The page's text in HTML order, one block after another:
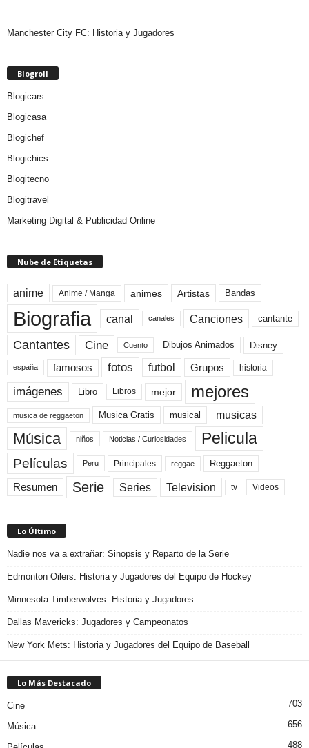
Manchester City FC: Historia y Jugadores
Blogroll
Blogicars
Blogicasa
Blogichef
Blogichics
Blogitecno
Blogitravel
Marketing Digital & Publicidad Online
Nube de Etiquetas
anime Anime / Manga animes Artistas Bandas
Biografia canal canales Canciones cantante
Cantantes Cine Cuento Dibujos Animados Disney
españa famosos fotos futbol Grupos historia
imágenes Libro Libros mejor mejores
musica de reggaeton Musica Gratis musical musicas
Música niños Noticias / Curiosidades Pelicula
Películas Peru Principales reggae Reggaeton
Resumen Serie Series Television tv Videos
Lo Último
Nadie nos va a extrañar: Sinopsis y Reparto de la Serie
Edmonton Oilers: Historia y Jugadores del Equipo de Hockey
Minnesota Timberwolves: Historia y Jugadores
Dallas Mavericks: Jugadores y Campeonatos
New York Mets: Historia y Jugadores del Equipo de Baseball
Lo Más Destacado
Cine 703
Música 656
488